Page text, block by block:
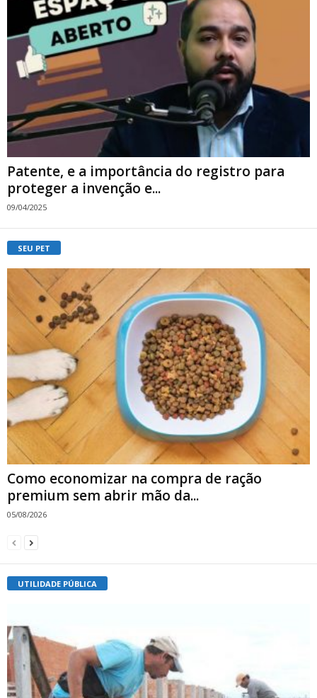
Patente, e a importância do registro para
proteger a invenção e...
09/04/2025
SEU PET
Como economizar na compra de ração
premium sem abrir mão da...
05/08/2026
UTILIDADE PÚBLICA